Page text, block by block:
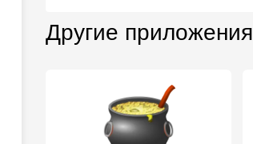
Другие приложения